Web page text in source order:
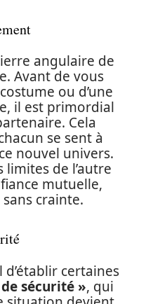
angulaire de
Avant de vous
ou d’une
il est primordial
Cela
se sent à
nouvel univers.
limites de l’autre
mutuelle,
crainte.
certaines
sécurité », qui